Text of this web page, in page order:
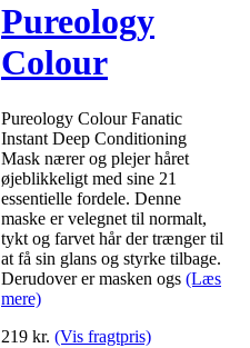
Pureology
Colour
Fanatic
Instant Deep
Conditioning
Mask 150 ml
Pureology Colour Fanatic
Instant Deep Conditioning
Mask nærer og plejer håret
øjeblikkeligt med sine 21
essentielle fordele. Denne
maske er velegnet til normalt,
tykt og farvet hår der trænger til
at få sin glans og styrke tilbage.
Derudover er masken ogs (Læs
mere)
219 kr. (Vis fragtpris)